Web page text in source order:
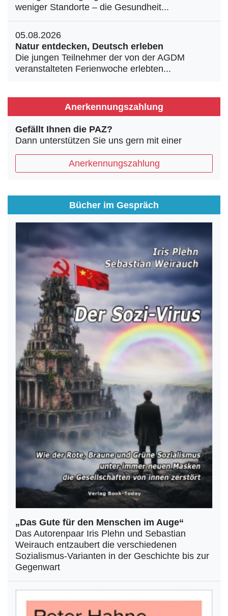
weniger Standorte – die Gesundheit...
05.08.2026
Natur entdecken, Deutsch erleben
Die jungen Teilnehmer der von der AGDM
veranstalteten Ferienwoche erlebten...
Anerkennungszahlung
Gefällt Ihnen die PAZ?
Dann unterstützen Sie uns gern mit einer
Anerkennungszahlung
Bücher im Gespräch
„Das Gute für den Menschen im Auge“
Das Autorenpaar Iris Plehn und Sebastian
Weirauch entzaubert die verschiedenen
Sozialismus-Varianten in der Geschichte bis zur
Gegenwart